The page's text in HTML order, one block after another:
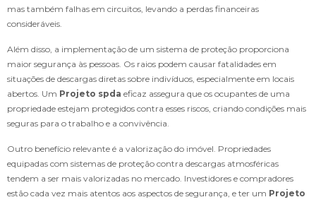
mas também falhas em circuitos, levando a perdas financeiras
consideráveis.
Além disso, a implementação de um sistema de proteção proporciona
maior segurança às pessoas. Os raios podem causar fatalidades em
situações de descargas diretas sobre indivíduos, especialmente em locais
abertos. Um Projeto spda eficaz assegura que os ocupantes de uma
propriedade estejam protegidos contra esses riscos, criando condições mais
seguras para o trabalho e a convivência.
Outro benefício relevante é a valorização do imóvel. Propriedades
equipadas com sistemas de proteção contra descargas atmosféricas
tendem a ser mais valorizadas no mercado. Investidores e compradores
estão cada vez mais atentos aos aspectos de segurança, e ter um Projeto